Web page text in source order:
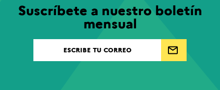
Suscríbete a nuestro boletín
mensual